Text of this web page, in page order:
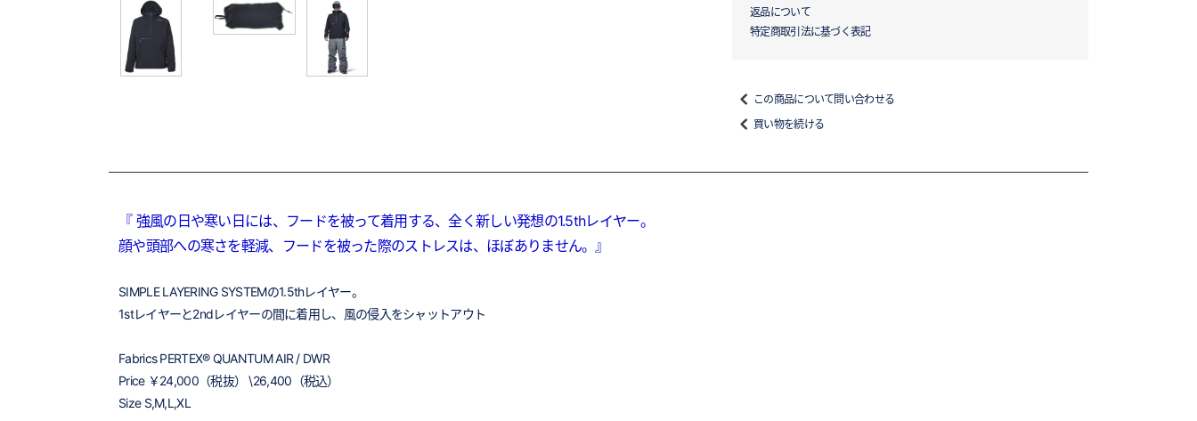
返品について
特定商取引法に基づく表記
この商品について問い合わせる
買い物を続ける
『 強風の日や寒い日には、フードを被って着用する、全く新しい発想の1.5thレイヤー。
顔や頭部への寒さを軽減、フードを被った際のストレスは、ほぼありません。』
SIMPLE LAYERING SYSTEMの1.5thレイヤー。
1stレイヤーと2ndレイヤーの間に着用し、風の侵入をシャットアウト
Fabrics PERTEX® QUANTUM AIR / DWR
Price ￥24,000（税抜） \26,400（税込）
Size S,M,L,XL